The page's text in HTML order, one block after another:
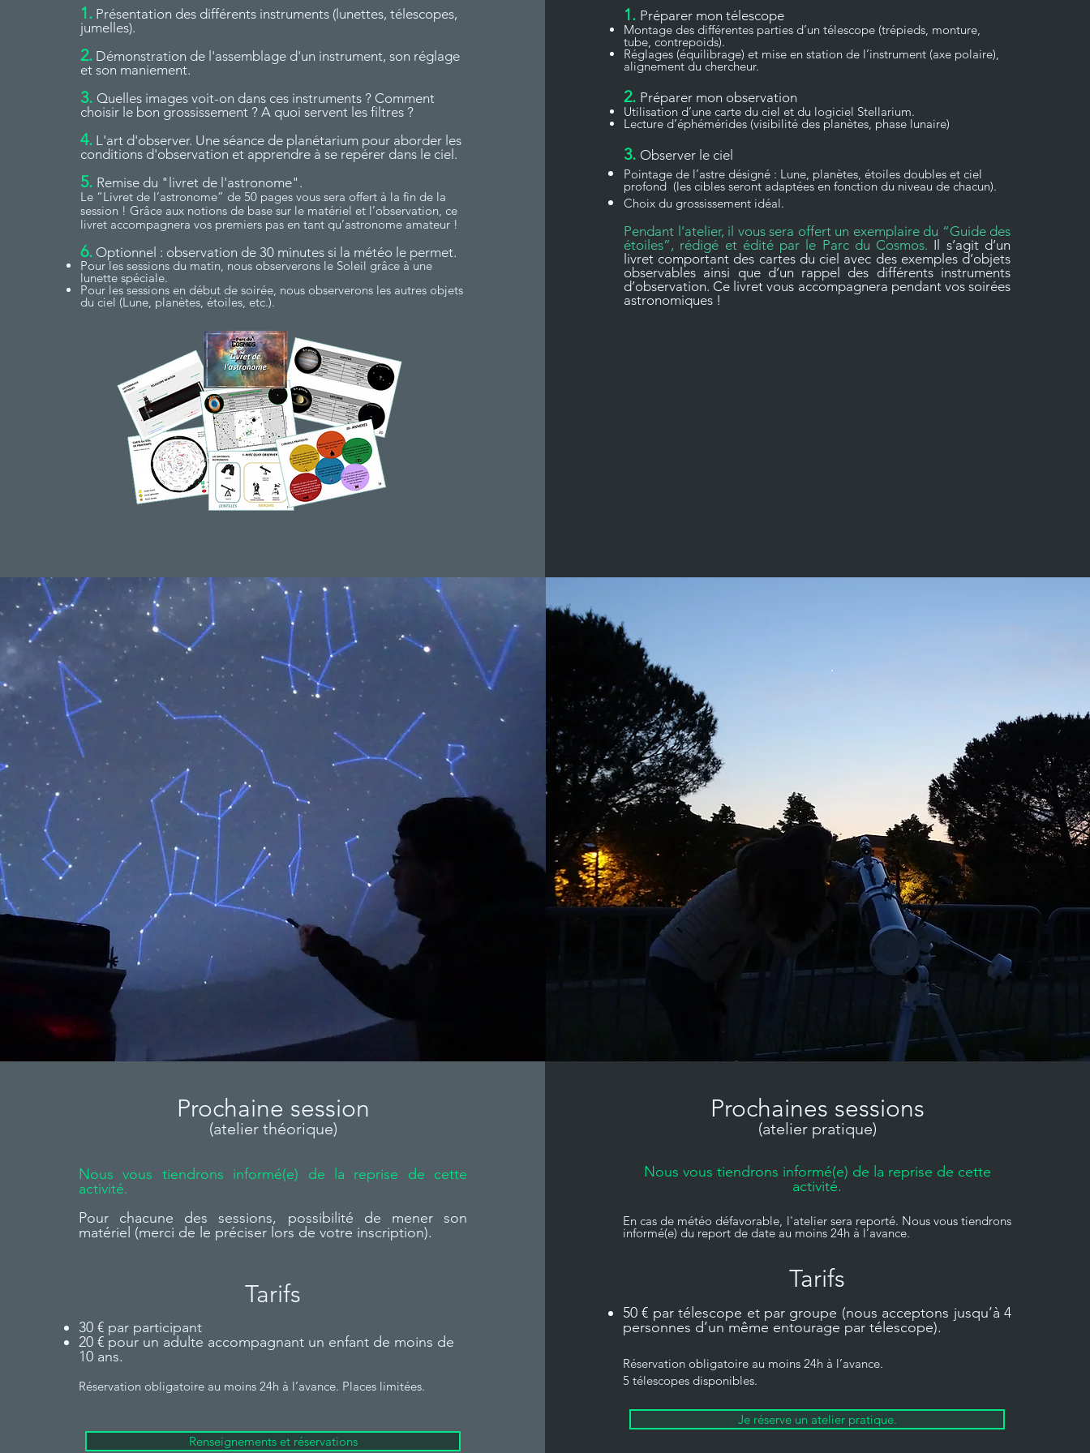
1. Présentation des différents instruments (lunettes, télescopes,
jumelles).
2. Démonstration de l'assemblage d'un instrument, son réglage
et son maniement.
3. Quelles images voit-on dans ces instruments ? Comment
choisir le bon grossissement ? A quoi servent les filtres ?
4. L'art d'observer. Une séance de planétarium pour aborder les
conditions d'observation et apprendre à se repérer dans le ciel.
5. Remise du "livret de l'astronome".
Le “Livret de l’astronome” de 50 pages vous sera offert à la fin de la
session ! Grâce aux notions de base sur le matériel et l’observation, ce
livret accompagnera vos premiers pas en tant qu’astronome amateur !
6. Optionnel : observation de 30 minutes si la météo le permet.
Pour les sessions du matin, nous observerons le Soleil grâce à une
lunette spéciale.
Pour les sessions en début de soirée, nous observerons les autres objets
du ciel (Lune, planètes, étoiles, etc.).
1. Préparer mon télescope
Montage des différentes parties d’un télescope (trépieds, monture,
tube, contrepoids).
Réglages (équilibrage) et mise en station de l’instrument (axe polaire),
alignement du chercheur.
2. Préparer mon observation
Utilisation d’une carte du ciel et du logiciel Stellarium.
Lecture d’éphémérides (visibilité des planètes, phase lunaire)
3. Observer le ciel
Pointage de l’astre désigné : Lune, planètes, étoiles doubles et ciel
profond (les cibles seront adaptées en fonction du niveau de chacun).
Choix du grossissement idéal.
Pendant l’atelier, il vous sera offert un exemplaire du “Guide des
étoiles”, rédigé et édité par le Parc du Cosmos. Il s’agit d’un
livret comportant des cartes du ciel avec des exemples d’objets
observables ainsi que d’un rappel des différents instruments
d’observation. Ce livret vous accompagnera pendant vos soirées
astronomiques !
Prochaine session
(atelier théorique)
Nous vous tiendrons informé(e) de la reprise de cette
activité.
Pour chacune des sessions, possibilité de mener son
matériel (merci de le préciser lors de votre inscription).
​Tarifs
30 € par participant
20 € pour un adulte accompagnant un enfant de moins de
10 ans.
Réservation obligatoire au moins 24h à l’avance. Places limitées.
Renseignements et réservations
Prochaines sessions
(atelier pratique)
Nous vous tiendrons informé(e) de la reprise de cette
activité.
En cas de météo défavorable, l'atelier sera reporté. Nous vous tiendrons
informé(e) du report de date au moins 24h à l’avance.
Tarifs
50 € par télescope et par groupe (nous acceptons jusqu’à 4
personnes d’un même entourage par télescope).
Réservation obligatoire au moins 24h à l’avance.
5 télescopes disponibles.
Je réserve un atelier pratique.